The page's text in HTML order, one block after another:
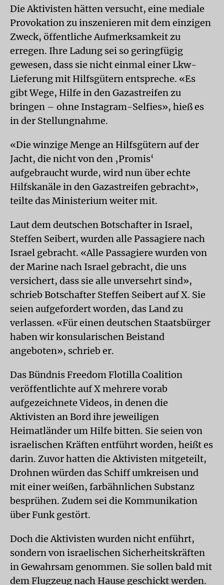
Die Aktivisten hätten versucht, eine mediale
Provokation zu inszenieren mit dem einzigen
Zweck, öffentliche Aufmerksamkeit zu
erregen. Ihre Ladung sei so geringfügig
gewesen, dass sie nicht einmal einer Lkw-
Lieferung mit Hilfsgütern entspreche. «Es
gibt Wege, Hilfe in den Gazastreifen zu
bringen – ohne Instagram-Selfies», hieß es
in der Stellungnahme.
«Die winzige Menge an Hilfsgütern auf der
Jacht, die nicht von den ‚Promis‘
aufgebraucht wurde, wird nun über echte
Hilfskanäle in den Gazastreifen gebracht»,
teilte das Ministerium weiter mit.
Laut dem deutschen Botschafter in Israel,
Steffen Seibert, wurden alle Passagiere nach
Israel gebracht. «Alle Passagiere wurden von
der Marine nach Israel gebracht, die uns
versichert, dass sie alle unversehrt sind»,
schrieb Botschafter Steffen Seibert auf X. Sie
seien aufgefordert worden, das Land zu
verlassen. «Für einen deutschen Staatsbürger
haben wir konsularischen Beistand
angeboten», schrieb er.
Das Bündnis Freedom Flotilla Coalition
veröffentlichte auf X mehrere vorab
aufgezeichnete Videos, in denen die
Aktivisten an Bord ihre jeweiligen
Heimatländer um Hilfe bitten. Sie seien von
israelischen Kräften entführt worden, heißt es
darin. Zuvor hatten die Aktivisten mitgeteilt,
Drohnen würden das Schiff umkreisen und
mit einer weißen, farbähnlichen Substanz
besprühen. Zudem sei die Kommunikation
über Funk gestört.
Doch die Aktivisten wurden nicht enführt,
sondern von israelischen Sicherheitskräften
in Gewahrsam genommen. Sie sollen bald mit
dem Flugzeug nach Hause geschickt werden.